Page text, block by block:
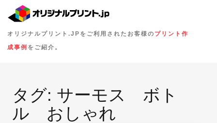
オリジナルプリント.JPをご利用されたお客様の プリント作
成事例 をご紹介。
タグ: サーモス ボト
ル おしゃれ